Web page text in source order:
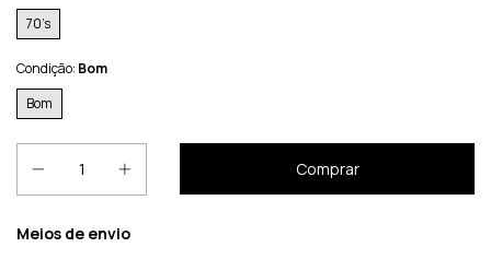
70’s
Condição: Bom
Bom
Entregas para o CEP:
Meios de envio